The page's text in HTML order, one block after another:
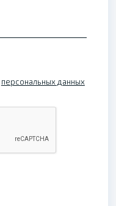
персональных данных